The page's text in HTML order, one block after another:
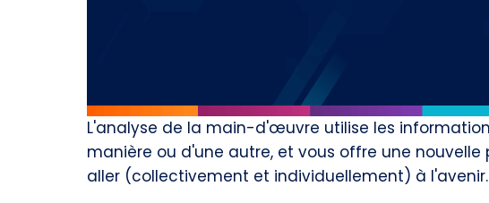
L'analyse de la main-d'œuvre utilise les
manière ou d'une autre, et vous offre une
aller (collectivement et individuellement) à l'avenir.